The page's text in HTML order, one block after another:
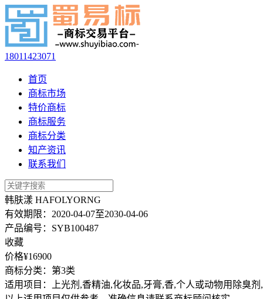
18011423071
首页
商标市场
特价商标
商标服务
商标分类
知产资讯
联系我们
韩肤漾 HAFOLYORNG
有效期限： 2020-04-07至2030-04-06
产品编号： SYB100487
收藏
价格¥16900
商标分类： 第3类
适用项目：
上光剂,香精油,化妆品,牙膏,香,个人或动物用除臭